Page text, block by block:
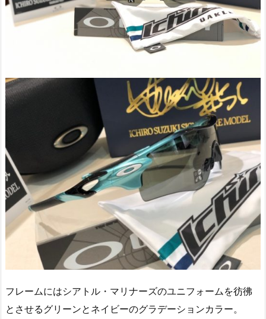
フレームにはシアトル・マリナーズのユニフォームを彷彿
とさせるグリーンとネイビーのグラデーションカラー。